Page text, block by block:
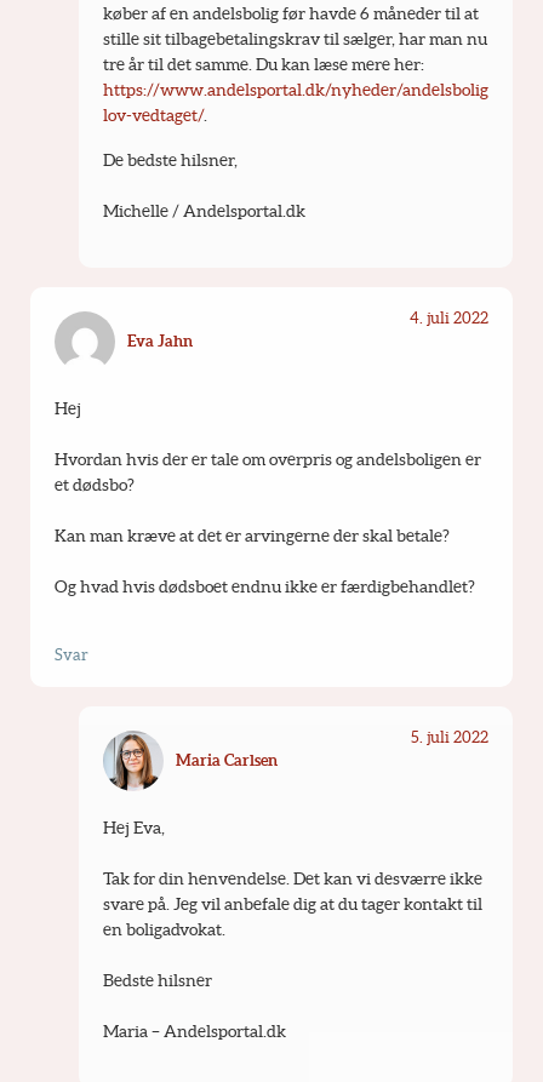
køber af en andelsbolig før havde 6 måneder til at
stille sit tilbagebetalingskrav til sælger, har man nu
tre år til det samme. Du kan læse mere her:
https://www.andelsportal.dk/nyheder/andelsbolig
lov-vedtaget/.
De bedste hilsner,
Michelle / Andelsportal.dk
Eva Jahn
4. juli 2022
Hej
Hvordan hvis der er tale om overpris og andelsboligen er
et dødsbo?
Kan man kræve at det er arvingerne der skal betale?
Og hvad hvis dødsboet endnu ikke er færdigbehandlet?
Svar
Maria Carlsen
5. juli 2022
Hej Eva,
Tak for din henvendelse. Det kan vi desværre ikke
svare på. Jeg vil anbefale dig at du tager kontakt til
en boligadvokat.
Bedste hilsner
Maria – Andelsportal.dk